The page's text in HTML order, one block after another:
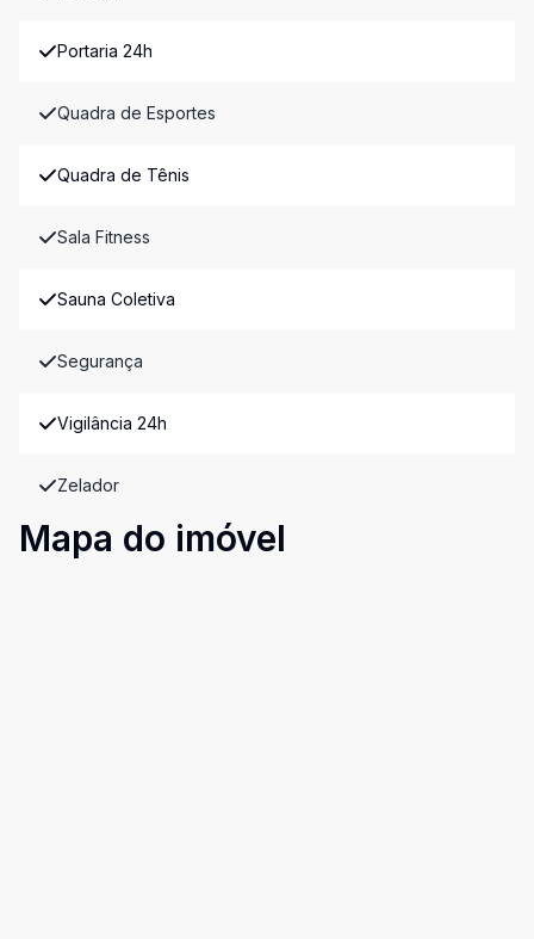
Portaria 24h
Quadra de Esportes
Quadra de Tênis
Sala Fitness
Sauna Coletiva
Segurança
Vigilância 24h
Zelador
Mapa do imóvel